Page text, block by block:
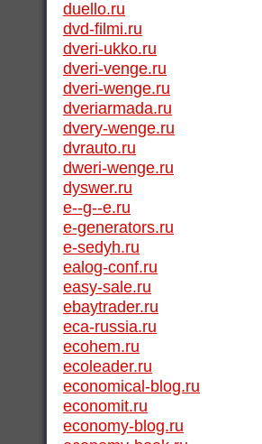
duello.ru
dvd-filmi.ru
dveri-ukko.ru
dveri-venge.ru
dveri-wenge.ru
dveriarmada.ru
dvery-wenge.ru
dvrauto.ru
dweri-wenge.ru
dyswer.ru
e--g--e.ru
e-generators.ru
e-sedyh.ru
ealog-conf.ru
easy-sale.ru
ebaytrader.ru
eca-russia.ru
ecohem.ru
ecoleader.ru
economical-blog.ru
economit.ru
economy-blog.ru